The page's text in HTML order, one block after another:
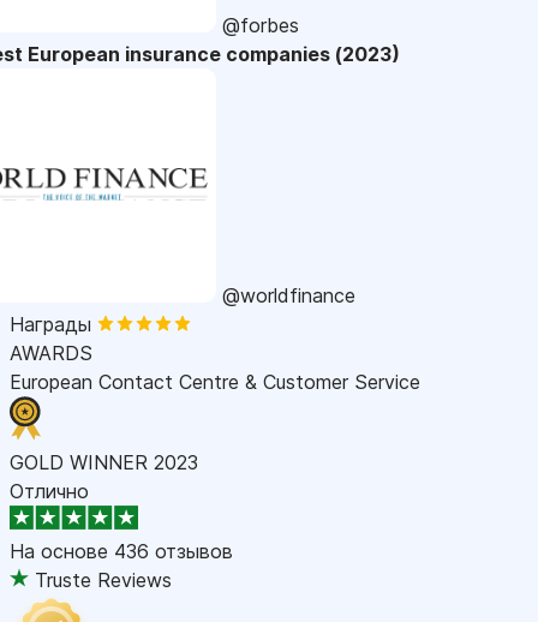
@forbes
European insurance companies (2023)
@worldfinance
Награды
AWARDS
European Contact Centre & Customer Service
GOLD WINNER 2023
Отлично
На основе 436 отзывов
Truste Reviews